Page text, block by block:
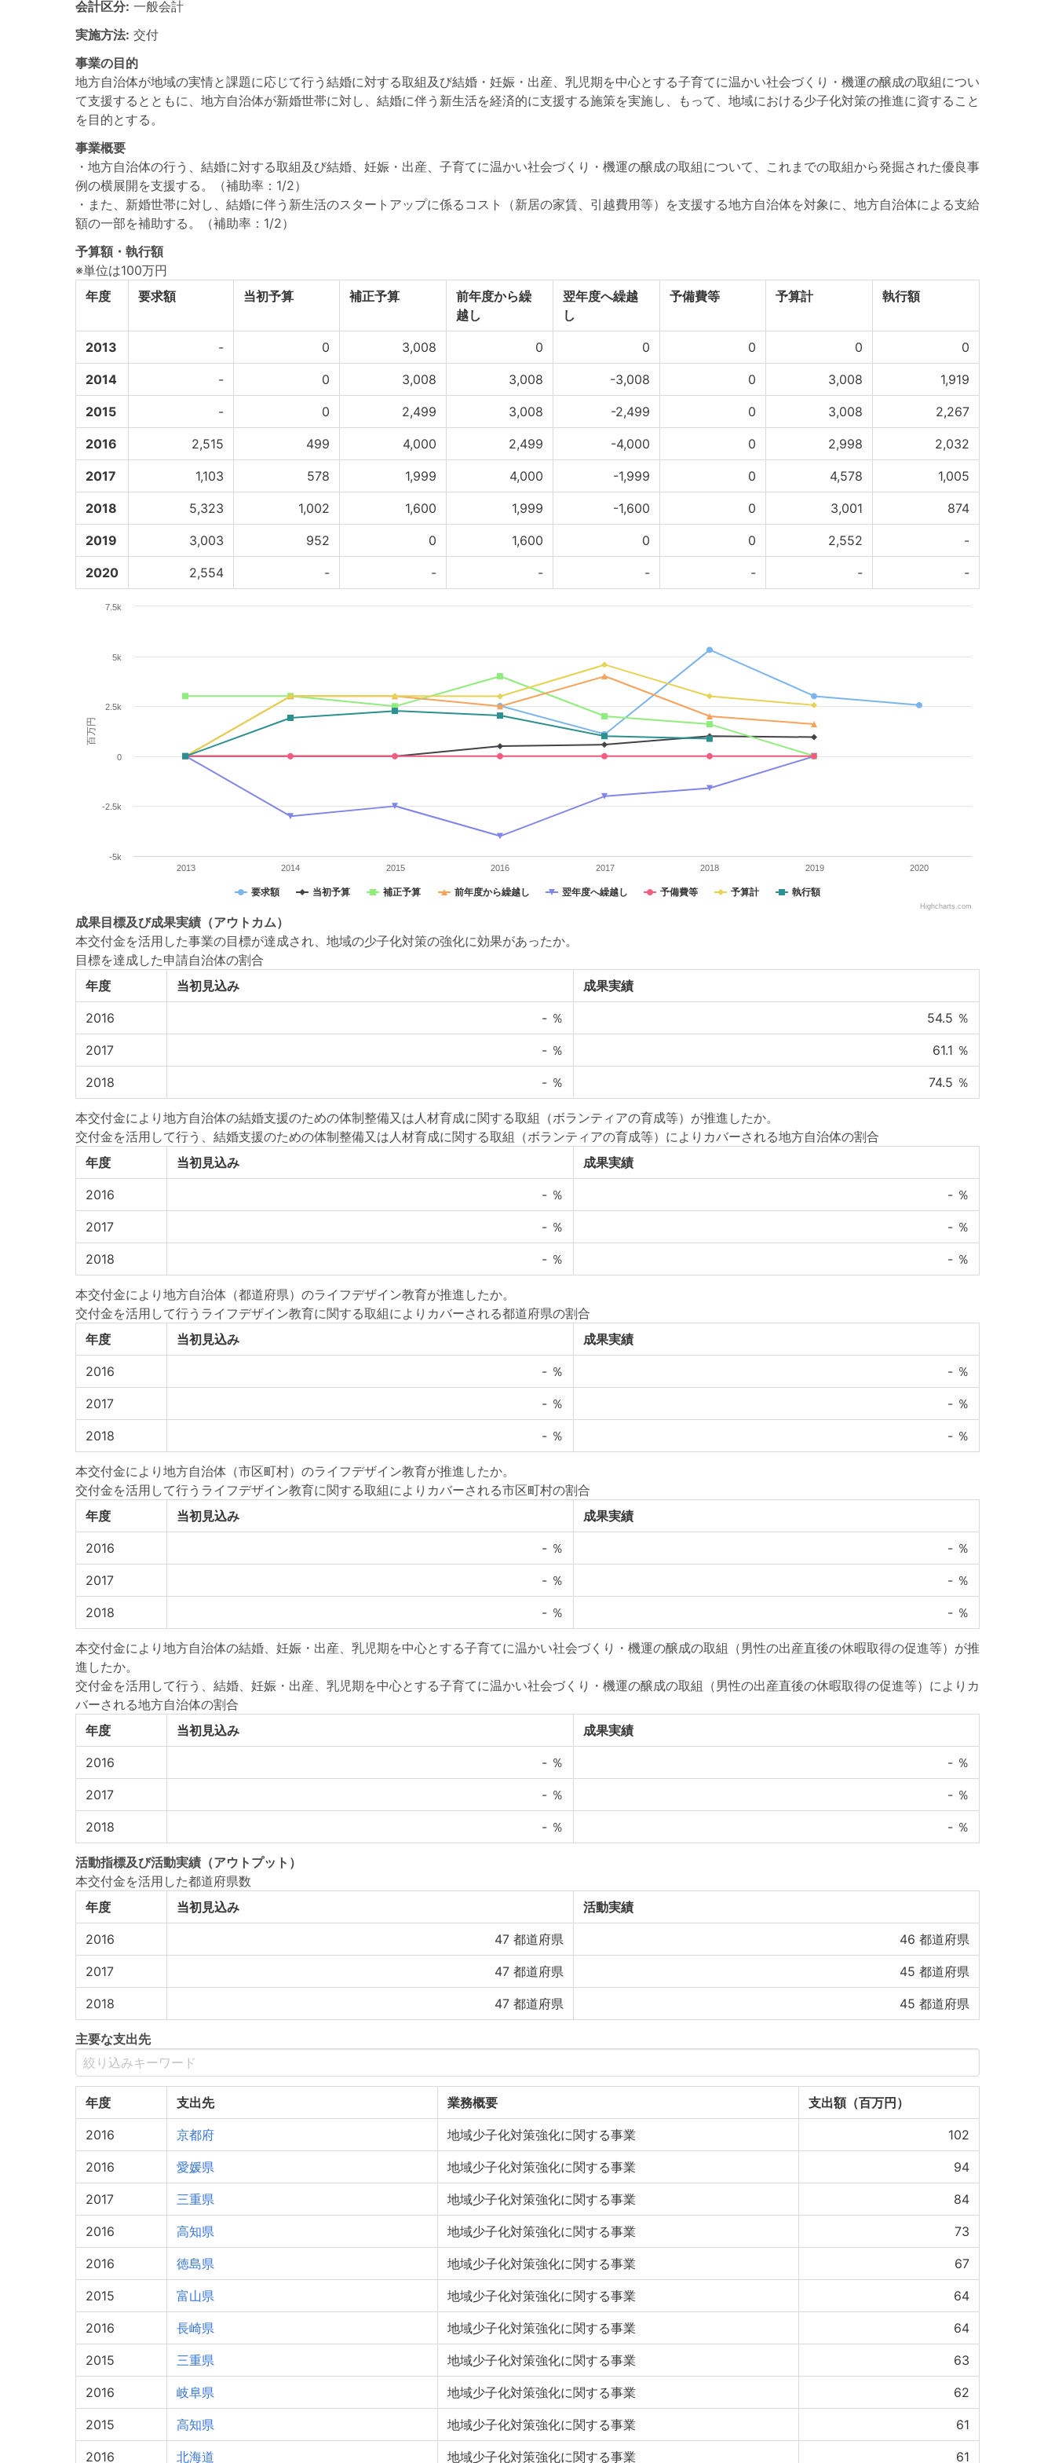
会計区分: 一般会計
実施方法: 交付
事業の目的
地方自治体が地域の実情と課題に応じて行う結婚に対する取組及び結婚・妊娠・出産、乳児期を中心とする子育てに温かい社会づくり・機運の醸成の取組につい
て支援するとともに、地方自治体が新婚世帯に対し、結婚に伴う新生活を経済的に支援する施策を実施し、もって、地域における少子化対策の推進に資すること
を目的とする。
事業概要
・地方自治体の行う、結婚に対する取組及び結婚、妊娠・出産、子育てに温かい社会づくり・機運の醸成の取組について、これまでの取組から発掘された優良事
例の横展開を支援する。（補助率：1/2）
・また、新婚世帯に対し、結婚に伴う新生活のスタートアップに係るコスト（新居の家賃、引越費用等）を支援する地方自治体を対象に、地方自治体による支給
額の一部を補助する。（補助率：1/2）
予算額・執行額
※単位は100万円
年度
要求額 当初予算 補正予算
前年度から繰
越し
翌年度へ繰越
し
予備費等 予算計 執行額
2013 - 0 3,008 0 0 0 0 0
2014 - 0 3,008 3,008 -3,008 0 3,008 1,919
2015 - 0 2,499 3,008 -2,499 0 3,008 2,267
2016 2,515 499 4,000 2,499 -4,000 0 2,998 2,032
2017 1,103 578 1,999 4,000 -1,999 0 4,578 1,005
2018 5,323 1,002 1,600 1,999 -1,600 0 3,001 874
2019 3,003 952 0 1,600 0 0 2,552 -
2020 2,554 - - - - - - -
百万円
要求額 当初予算 補正予算 前年度から繰越し 翌年度へ繰越し 予備費等 予算計 執行額
2013 2014 2015 2016 2017 2018 2019 2020
-5k
-2.5k
0
2.5k
5k
7.5k
Highcharts.com
成果目標及び成果実績 （アウトカム）
本交付金を活用した事業の目標が達成され、地域の少子化対策の強化に効果があったか。
目標を達成した申請自治体の割合
年度
当初見込み 成果実績
2016 - ％ 54.5 ％
2017 - ％ 61.1 ％
2018 - ％ 74.5 ％
本交付金により地方自治体の結婚支援のための体制整備又は人材育成に関する取組（ボランティアの育成等）が推進したか。
交付金を活用して行う、結婚支援のための体制整備又は人材育成に関する取組（ボランティアの育成等）によりカバーされる地方自治体の割合
年度
当初見込み 成果実績
2016 - ％ - ％
2017 - ％ - ％
2018 - ％ - ％
本交付金により地方自治体（都道府県）のライフデザイン教育が推進したか。
交付金を活用して行うライフデザイン教育に関する取組によりカバーされる都道府県の割合
年度
当初見込み 成果実績
2016 - ％ - ％
2017 - ％ - ％
2018 - ％ - ％
本交付金により地方自治体（市区町村）のライフデザイン教育が推進したか。
交付金を活用して行うライフデザイン教育に関する取組によりカバーされる市区町村の割合
年度
当初見込み 成果実績
2016 - ％ - ％
2017 - ％ - ％
2018 - ％ - ％
本交付金により地方自治体の結婚、妊娠・出産、乳児期を中心とする子育てに温かい社会づくり・機運の醸成の取組（男性の出産直後の休暇取得の促進等）が推
進したか。
交付金を活用して行う、結婚、妊娠・出産、乳児期を中心とする子育てに温かい社会づくり・機運の醸成の取組（男性の出産直後の休暇取得の促進等）によりカ
バーされる地方自治体の割合
年度
当初見込み 成果実績
2016 - ％ - ％
2017 - ％ - ％
2018 - ％ - ％
活動指標及び活動実績 （アウトプット）
本交付金を活用した都道府県数
年度
当初見込み 活動実績
2016 47 都道府県 46 都道府県
2017 47 都道府県 45 都道府県
2018 47 都道府県 45 都道府県
主要な支出先
年度 支出先 業務概要 支出額（百万円）
2016 京都府 地域少子化対策強化に関する事業 102
2016 愛媛県 地域少子化対策強化に関する事業 94
2017 三重県 地域少子化対策強化に関する事業 84
2016 高知県 地域少子化対策強化に関する事業 73
2016 徳島県 地域少子化対策強化に関する事業 67
2015 富山県 地域少子化対策強化に関する事業 64
2016 長崎県 地域少子化対策強化に関する事業 64
2015 三重県 地域少子化対策強化に関する事業 63
2016 岐阜県 地域少子化対策強化に関する事業 62
2015 高知県 地域少子化対策強化に関する事業 61
2016 北海道 地域少子化対策強化に関する事業 61